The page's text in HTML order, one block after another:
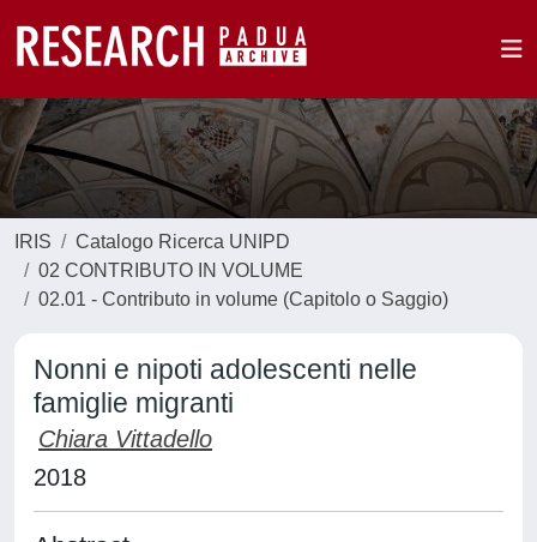
IRIS
Catalogo Ricerca UNIPD
02 CONTRIBUTO IN VOLUME
02.01 - Contributo in volume (Capitolo o Saggio)
Nonni e nipoti adolescenti nelle
famiglie migranti
Chiara Vittadello
2018